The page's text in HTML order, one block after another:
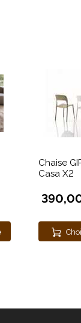
Chaise
Casa X2